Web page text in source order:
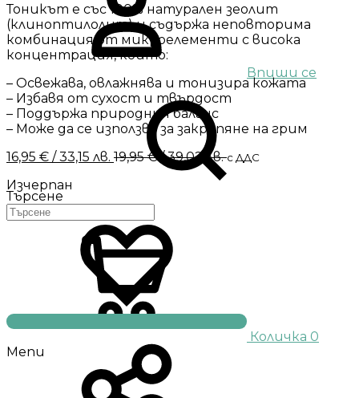
Впиши се
Търсене
Количка 0
Menu
Тоникът е със 100% натурален зеолит
(клиноптилолит) и съдържа неповторима
комбинация от микроелементи с висока
концентрация, който:
– Освежава, овлажнява и тонизира кожата
– Избавя от сухост и твърдост
– Поддържа природния баланс
– Може да се използва за закрепяне на грим
16,95 € / 33,15 лв. 19,95€ / 39,02 лв.с ДДС
Изчерпан